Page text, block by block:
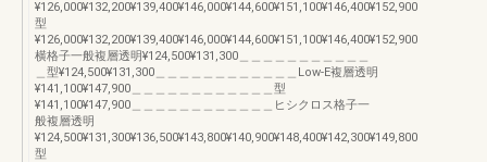
¥126,000¥132,200¥139,400¥146,000¥144,600¥151,100¥146,400¥152,900
型
¥126,000¥132,200¥139,400¥146,000¥144,600¥151,100¥146,400¥152,900
横格子一般複層透明¥124,500¥131,300＿＿＿＿＿＿＿＿＿＿＿
＿型¥124,500¥131,300＿＿＿＿＿＿＿＿＿＿＿＿Low-E複層透明
¥141,100¥147,900＿＿＿＿＿＿＿＿＿＿＿＿型
¥141,100¥147,900＿＿＿＿＿＿＿＿＿＿＿＿ヒシクロス格子一
般複層透明
¥124,500¥131,300¥136,500¥143,800¥140,900¥148,400¥142,300¥149,800
型